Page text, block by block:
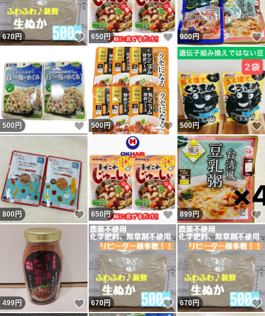
670円 いいね！
650 円 いいね！
900円
500 円 いいね！
500円 いいね！
500円
800円 いいね！
650 円 いいね！
899円
499円 いいね！
670円 いいね！
670円